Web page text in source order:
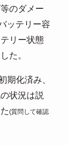
のダメー
ッテリー容
リー状態
た。
期化済み、
状況は説
(質問して確認